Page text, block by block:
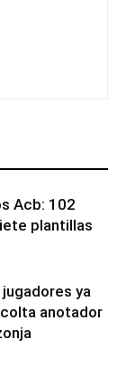
Acb: 102
plantillas
ya
anotador